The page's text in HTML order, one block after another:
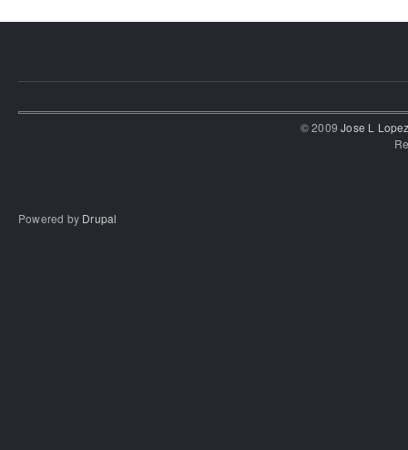
© 2009Jose L
Powered by Drupal